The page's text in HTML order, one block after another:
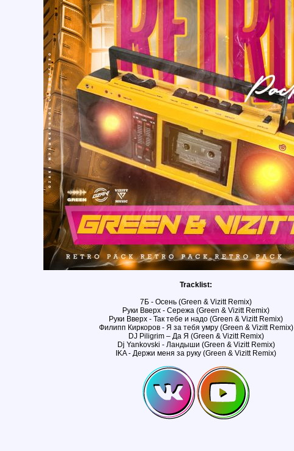
Tracklist:
7Б - Осень (Green & Vizitt Remix)
Руки Вверх - Сережа (Green & Vizitt Remix)
Руки Вверх - Так тебе и надо (Green & Vizitt Remix)
Филипп Киркоров - Я за тебя умру (Green & Vizitt Remix)
DJ Piligrim – Да Я (Green & Vizitt Remix)
Dj Yankovski - Ландыши (Green & Vizitt Remix)
IKA - Держи меня за руку (Green & Vizitt Remix)